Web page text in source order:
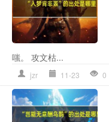
嗤。 攻文枯...
jzr 11-23 0